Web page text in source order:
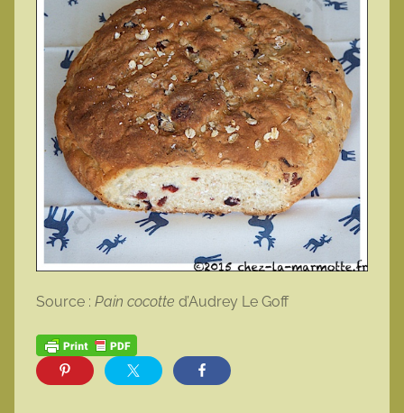
Source : Pain cocotte d’Audrey Le Goff